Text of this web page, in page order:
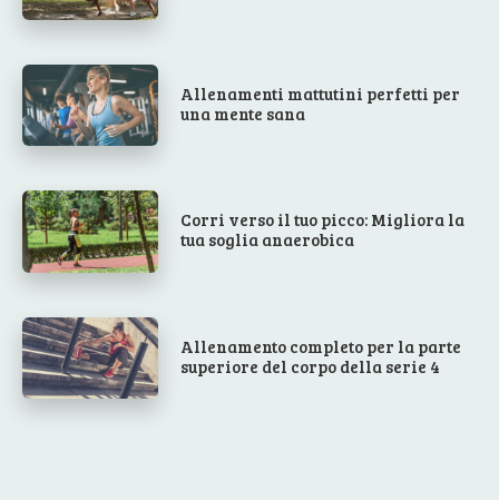
Allenamenti mattutini perfetti per
una mente sana
Corri verso il tuo picco: Migliora la
tua soglia anaerobica
Allenamento completo per la parte
superiore del corpo della serie 4